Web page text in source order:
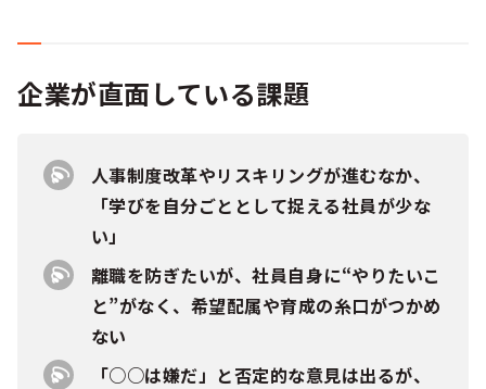
企業が直面している課題
人事制度改革やリスキリングが進むなか、
「学びを自分ごととして捉える社員が少な
い」
離職を防ぎたいが、社員自身に“やりたいこ
と”がなく、希望配属や育成の糸口がつかめ
ない
「○○は嫌だ」と否定的な意見は出るが、